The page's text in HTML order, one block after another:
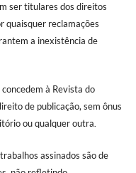
ser titulares dos direitos
quaisquer reclamações
a inexistência de
à Revista do
de publicação, sem ônus
ou qualquer outra.
assinados são de